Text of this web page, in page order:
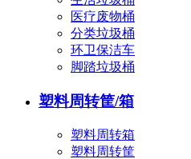
医疗废物桶
分类垃圾桶
环卫保洁车
脚踏垃圾桶
塑料周转筐/箱
塑料周转箱
塑料周转筐